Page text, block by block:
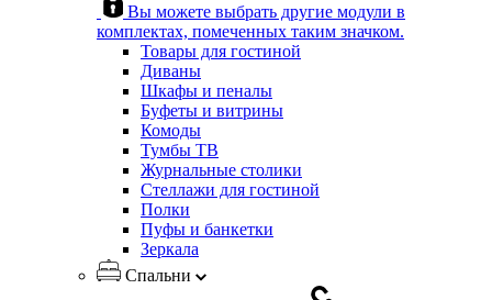
Вы можете выбрать другие модули в
комплектах, помеченных таким значком.
Товары для гостиной
Диваны
Шкафы и пеналы
Буфеты и витрины
Комоды
Тумбы ТВ
Журнальные столики
Стеллажи для гостиной
Полки
Пуфы и банкетки
Зеркала
Спальни